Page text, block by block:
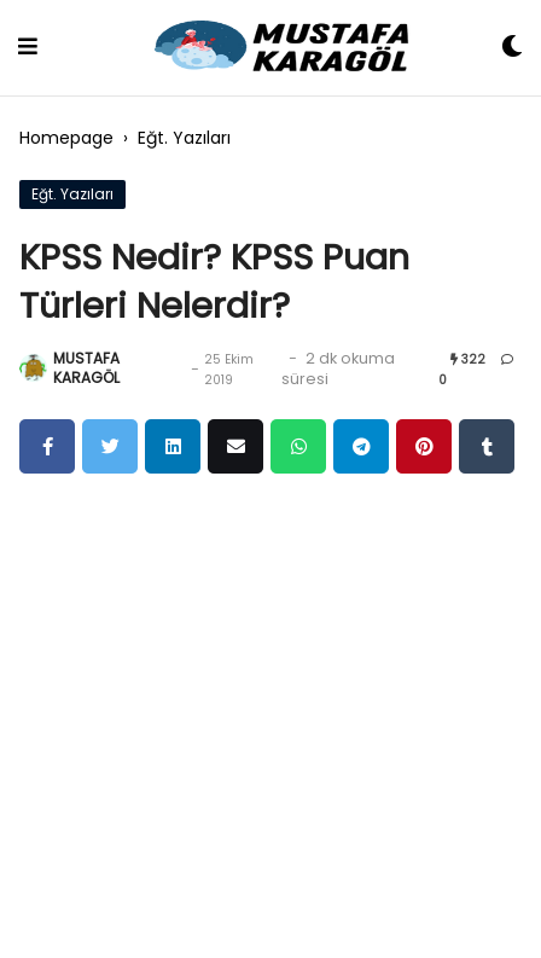
Homepage › Eğt. Yazıları
Eğt. Yazıları
KPSS Nedir? KPSS Puan
Türleri Nelerdir?
MUSTAFA
KARAGÖL
- 25 Ekim
2019
- 2 dk okuma
süresi
322
0